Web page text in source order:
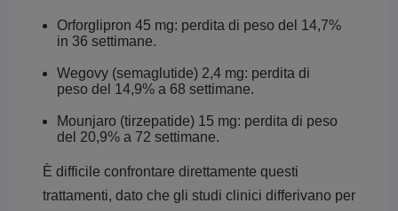
Orforglipron 45 mg: perdita di peso del 14,7%
in 36 settimane.
Wegovy (semaglutide) 2,4 mg: perdita di
peso del 14,9% a 68 settimane.
Mounjaro (tirzepatide) 15 mg: perdita di peso
del 20,9% a 72 settimane.
È difficile confrontare direttamente questi
trattamenti, dato che gli studi clinici differivano per